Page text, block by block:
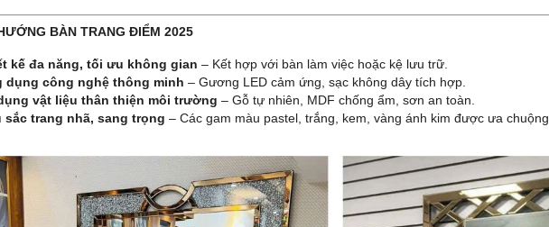
BÀN TRANG ĐIỂM 2025
kế đa năng, tối ưu không gian – Kết hợp với bàn làm việc hoặc kệ lưu trữ.
dụng công nghệ thông minh – Gương LED cảm ứng, sạc không dây tích hợp.
vật liệu thân thiện môi trường – Gỗ tự nhiên, MDF chống ẩm, sơn an toàn.
sắc trang nhã, sang trọng – Các gam màu pastel, trắng, kem, vàng ánh kim được ưa chuộng.